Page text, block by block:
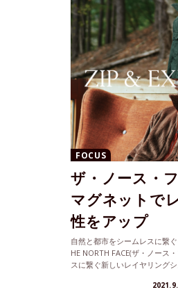
FOCUS
ザ・ノース・
マグネットで
性をアップ
自然と都市をシームレスに繋
HE NORTH FACE(ザ・ノース
スに繋ぐ新しいレイヤリング